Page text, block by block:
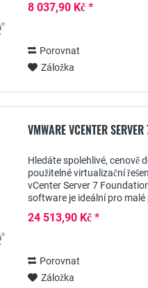
8 037,90 Kč *
Porovnat
Záložka
VMWARE VCENTER
Hledáte spolehlivé, cenově
použitelné virtualizační
vCenter Server 7
software je ideální pro malé
24 513,90 Kč *
Porovnat
Záložka